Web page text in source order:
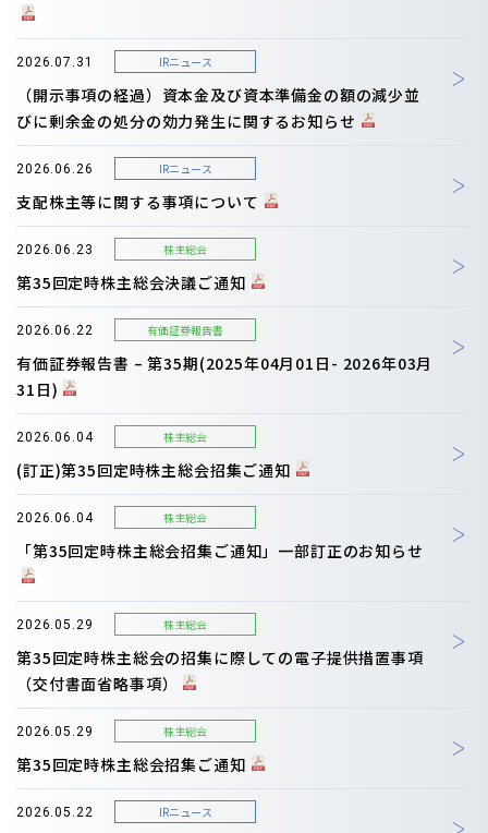
2026.07.31 IRニュース
（開示事項の経過）資本金及び資本準備金の額の減少並
びに剰余金の処分の効力発生に関するお知らせ
2026.06.26 IRニュース
支配株主等に関する事項について
2026.06.23 株主総会
第35回定時株主総会決議ご通知
2026.06.22 有価証券報告書
有価証券報告書 – 第35期(2025年04月01日- 2026年03月
31日)
2026.06.04 株主総会
(訂正)第35回定時株主総会招集ご通知
2026.06.04 株主総会
「第35回定時株主総会招集ご通知」一部訂正のお知らせ
2026.05.29 株主総会
第35回定時株主総会の招集に際しての電子提供措置事項
（交付書面省略事項）
2026.05.29 株主総会
第35回定時株主総会招集ご通知
2026.05.22 IRニュース